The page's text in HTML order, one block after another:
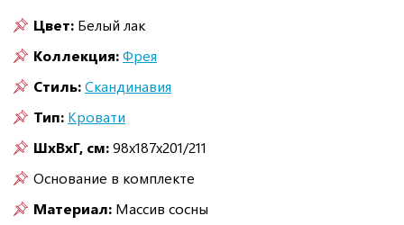
Цвет: Белый лак
Коллекция:Фрея
Стиль:Скандинавия
Тип: Кровати
ШxВxГ, см:98x187x201/211
Основание в комплекте
Материал: Массив сосны